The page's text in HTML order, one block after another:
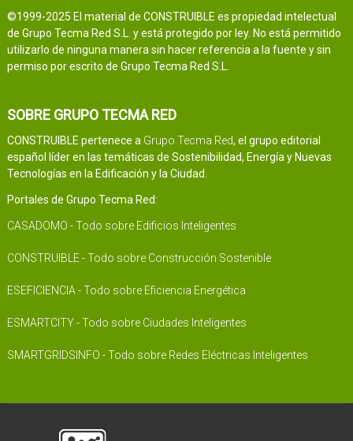
©1999-2025 El material de CONSTRUIBLE es propiedad intelectual
de Grupo Tecma Red S.L. y está protegido por ley. No está permitido
utilizarlo de ninguna manera sin hacer referencia a la fuente y sin
permiso por escrito de Grupo Tecma Red S.L.
SOBRE GRUPO TECMA RED
CONSTRUIBLE pertenece a Grupo Tecma Red, el grupo editorial
español líder en las temáticas de Sostenibilidad, Energía y Nuevas
Tecnologías en la Edificación y la Ciudad.
Portales de Grupo Tecma Red:
CASADOMO - Todo sobre Edificios Inteligentes
CONSTRUIBLE - Todo sobre Construcción Sostenible
ESEFICIENCIA - Todo sobre Eficiencia Energética
ESMARTCITY - Todo sobre Ciudades Inteligentes
SMARTGRIDSINFO - Todo sobre Redes Eléctricas Inteligentes